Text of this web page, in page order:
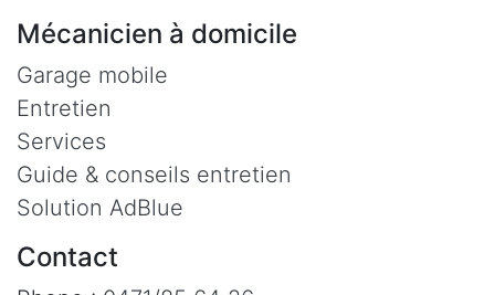
Mécanicien à domicile
Garage mobile
Entretien
Services
Guide & conseils entretien
Solution AdBlue
Contact